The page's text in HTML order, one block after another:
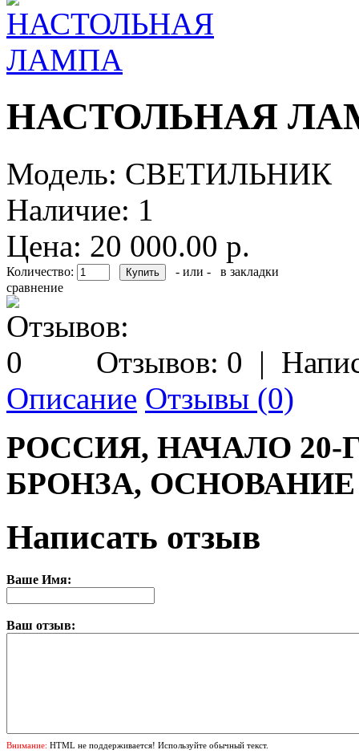
НАСТОЛЬНАЯ
Модель: СВЕТИЛЬНИК
Наличие: 1
Цена: 20 000.00 р.
Количество: - или -
в закладки
сравнение
Отзывов: 0 |
Описание Отзывы (0)
РОССИЯ, НАЧАЛО 20-
БРОНЗА,
Написать отзыв
Ваше Имя:
Ваш отзыв:
Внимание: HTML не поддерживается! Используйте обычный текст.